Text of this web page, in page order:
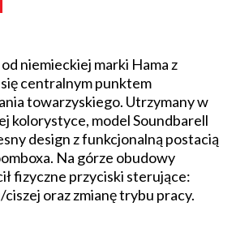
niemieckiej marki Hama z
centralnym punktem
towarzyskiego. Utrzymany w
kolorystyce, model Soundbarell
design z funkcjonalną postacią
Na górze obudowy
fizyczne przyciski sterujące:
ciszej oraz zmianę trybu pracy.